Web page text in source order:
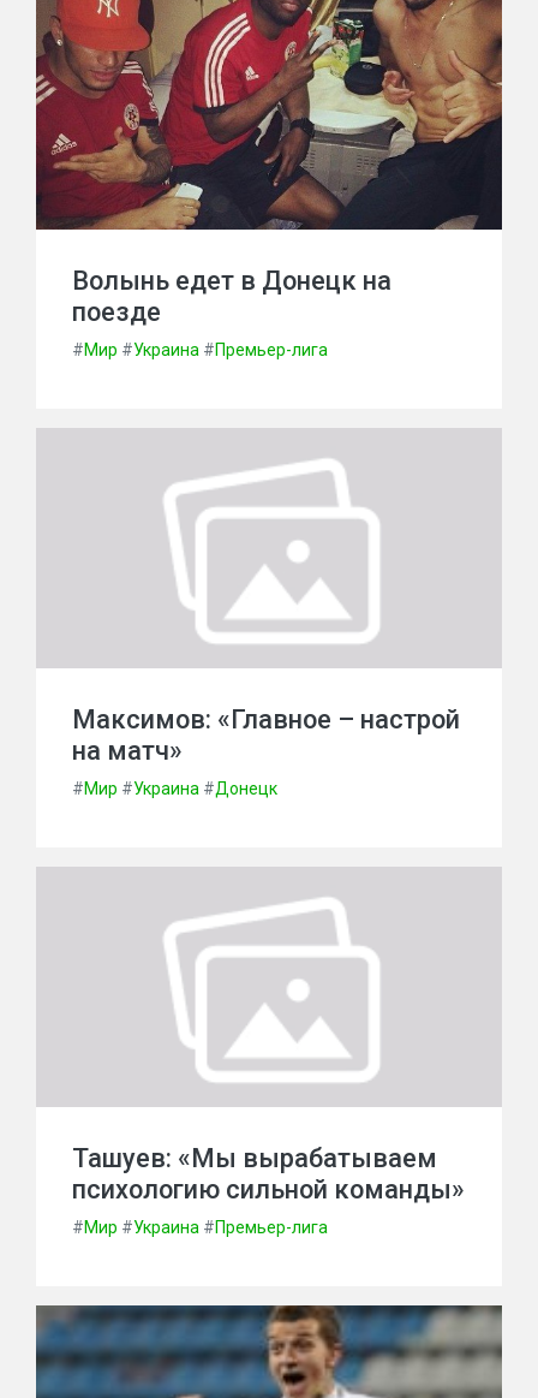
Волынь едет в Донецк на
поезде
#Мир #Украина #Премьер-лига
Максимов: «Главное – настрой
на матч»
#Мир #Украина #Донецк
Ташуев: «Мы вырабатываем
психологию сильной команды»
#Мир #Украина #Премьер-лига